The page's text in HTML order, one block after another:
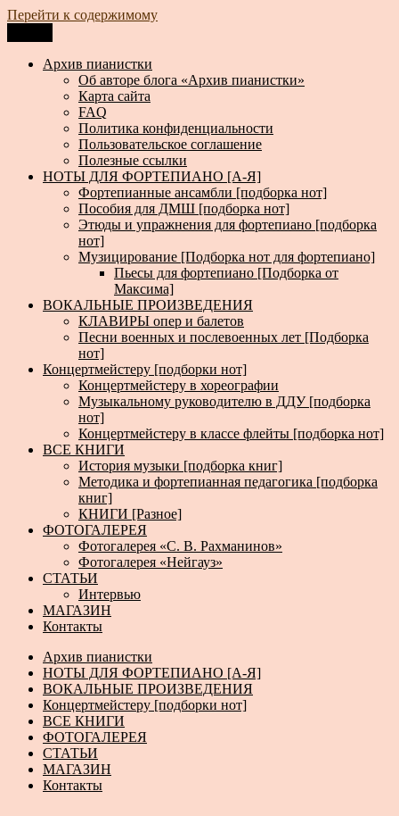
Перейти к содержимому
Архив пианистки
Всё для пианистов: ноты, книги, музыка, статьи…
Архив пианистки
Об авторе блога «Архив пианистки»
Карта сайта
FAQ
Политика конфиденциальности
Пользовательское соглашение
Полезные ссылки
НОТЫ ДЛЯ ФОРТЕПИАНО [А-Я]
Фортепианные ансамбли [подборка нот]
Пособия для ДМШ [подборка нот]
Этюды и упражнения для фортепиано [подборка
нот]
Музицирование [Подборка нот для фортепиано]
Пьесы для фортепиано [Подборка от
Максима]
ВОКАЛЬНЫЕ ПРОИЗВЕДЕНИЯ
КЛАВИРЫ опер и балетов
Песни военных и послевоенных лет [Подборка
нот]
Концертмейстеру [подборки нот]
Концертмейстеру в хореографии
Музыкальному руководителю в ДДУ [подборка
нот]
Концертмейстеру в классе флейты [подборка нот]
ВСЕ КНИГИ
История музыки [подборка книг]
Методика и фортепианная педагогика [подборка
книг]
КНИГИ [Разное]
ФОТОГАЛЕРЕЯ
Фотогалерея «С. В. Рахманинов»
Фотогалерея «Нейгауз»
СТАТЬИ
Интервью
МАГАЗИН
Контакты
Архив пианистки
НОТЫ ДЛЯ ФОРТЕПИАНО [А-Я]
ВОКАЛЬНЫЕ ПРОИЗВЕДЕНИЯ
Концертмейстеру [подборки нот]
ВСЕ КНИГИ
ФОТОГАЛЕРЕЯ
СТАТЬИ
МАГАЗИН
Контакты